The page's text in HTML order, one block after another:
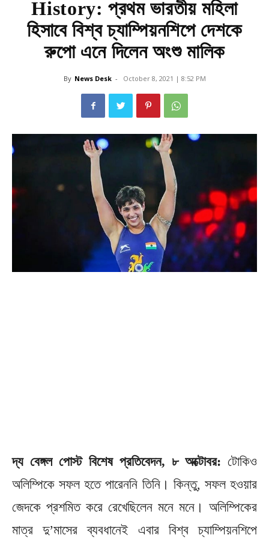
History: প্রথম ভারতীয় মহিলা
হিসাবে বিশ্ব চ্যাম্পিয়নশিপে দেশকে
রুপো এনে দিলেন অংশু মালিক
By News Desk - October 8, 2021 | 8:52 PM
দ্য বেঙ্গল পোস্ট বিশেষ প্রতিবেদন, ৮ অক্টোবর: টোকিও
অলিম্পিকে সফল হতে পারেননি তিনি। কিন্তু, সফল হওয়ার
জেদকে প্রশমিত করে রেখেছিলেন মনে মনে। অলিম্পিকের
মাত্র দু’মাসের ব্যবধানেই এবার বিশ্ব চ্যাম্পিয়নশিপে